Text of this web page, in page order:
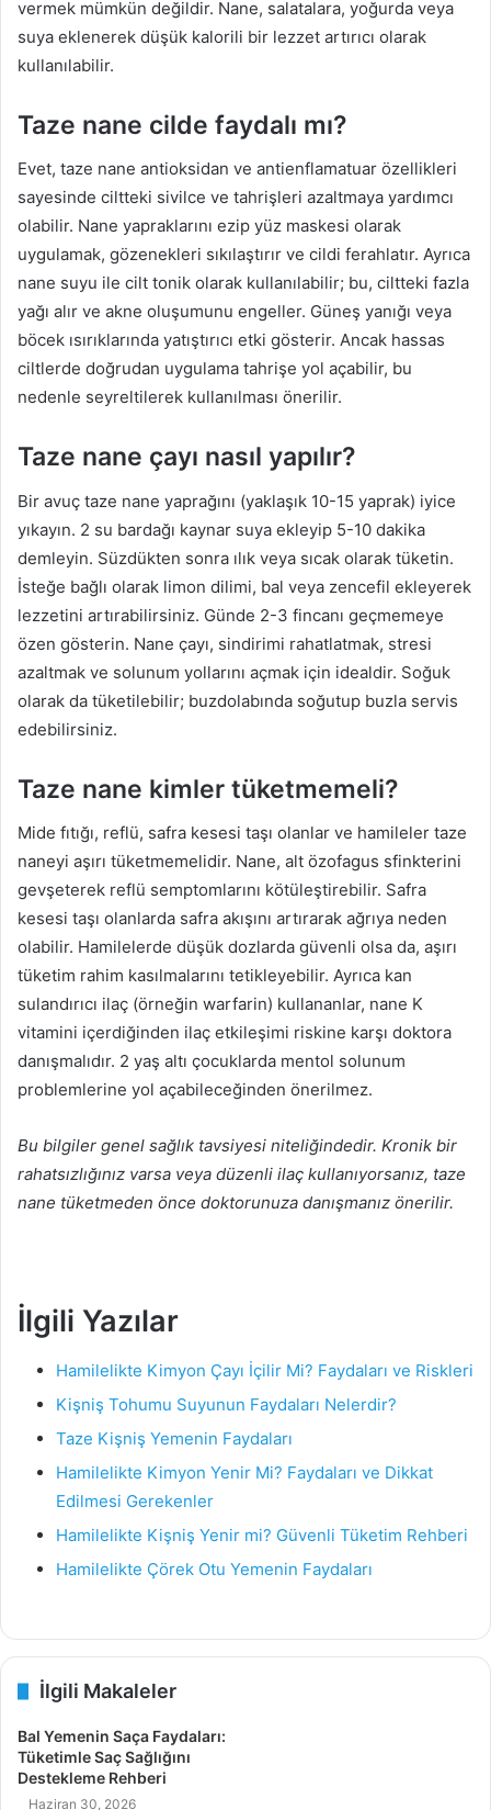
vermek mümkün değildir. Nane, salatalara, yoğurda veya
suya eklenerek düşük kalorili bir lezzet artırıcı olarak
kullanılabilir.
Taze nane cilde faydalı mı?
Evet, taze nane antioksidan ve antienflamatuar özellikleri
sayesinde ciltteki sivilce ve tahrişleri azaltmaya yardımcı
olabilir. Nane yapraklarını ezip yüz maskesi olarak
uygulamak, gözenekleri sıkılaştırır ve cildi ferahlatır. Ayrıca
nane suyu ile cilt tonik olarak kullanılabilir; bu, ciltteki fazla
yağı alır ve akne oluşumunu engeller. Güneş yanığı veya
böcek ısırıklarında yatıştırıcı etki gösterir. Ancak hassas
ciltlerde doğrudan uygulama tahrişe yol açabilir, bu
nedenle seyreltilerek kullanılması önerilir.
Taze nane çayı nasıl yapılır?
Bir avuç taze nane yaprağını (yaklaşık 10-15 yaprak) iyice
yıkayın. 2 su bardağı kaynar suya ekleyip 5-10 dakika
demleyin. Süzdükten sonra ılık veya sıcak olarak tüketin.
İsteğe bağlı olarak limon dilimi, bal veya zencefil ekleyerek
lezzetini artırabilirsiniz. Günde 2-3 fincanı geçmemeye
özen gösterin. Nane çayı, sindirimi rahatlatmak, stresi
azaltmak ve solunum yollarını açmak için idealdir. Soğuk
olarak da tüketilebilir; buzdolabında soğutup buzla servis
edebilirsiniz.
Taze nane kimler tüketmemeli?
Mide fıtığı, reflü, safra kesesi taşı olanlar ve hamileler taze
naneyi aşırı tüketmemelidir. Nane, alt özofagus sfinkterini
gevşeterek reflü semptomlarını kötüleştirebilir. Safra
kesesi taşı olanlarda safra akışını artırarak ağrıya neden
olabilir. Hamilelerde düşük dozlarda güvenli olsa da, aşırı
tüketim rahim kasılmalarını tetikleyebilir. Ayrıca kan
sulandırıcı ilaç (örneğin warfarin) kullananlar, nane K
vitamini içerdiğinden ilaç etkileşimi riskine karşı doktora
danışmalıdır. 2 yaş altı çocuklarda mentol solunum
problemlerine yol açabileceğinden önerilmez.
Bu bilgiler genel sağlık tavsiyesi niteliğindedir. Kronik bir
rahatsızlığınız varsa veya düzenli ilaç kullanıyorsanız, taze
nane tüketmeden önce doktorunuza danışmanız önerilir.
İlgili Yazılar
Hamilelikte Kimyon Çayı İçilir Mi? Faydaları ve Riskleri
Kişniş Tohumu Suyunun Faydaları Nelerdir?
Taze Kişniş Yemenin Faydaları
Hamilelikte Kimyon Yenir Mi? Faydaları ve Dikkat
Edilmesi Gerekenler
Hamilelikte Kişniş Yenir mi? Güvenli Tüketim Rehberi
Hamilelikte Çörek Otu Yemenin Faydaları
İlgili Makaleler
Bal Yemenin Saça Faydaları:
Tüketimle Saç Sağlığını
Destekleme Rehberi
Haziran 30, 2026